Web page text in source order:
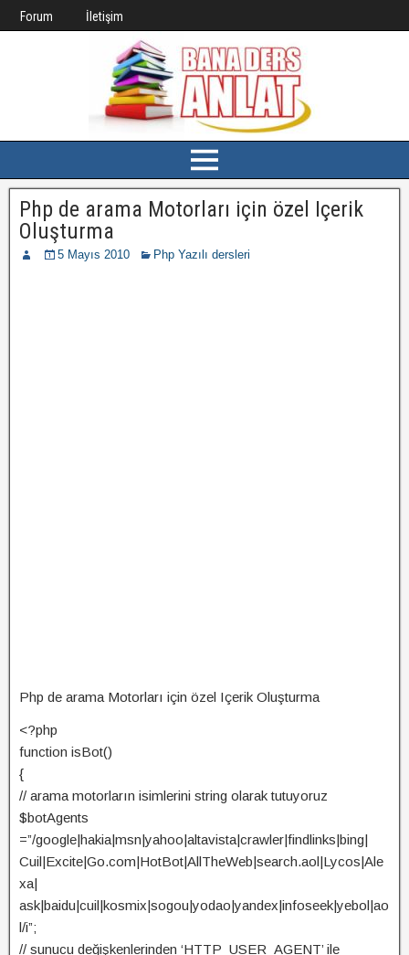
Forum İletişim
Php de arama Motorları için özel Içerik
Oluşturma
5 Mayıs 2010 Php Yazılı dersleri
Php de arama Motorları için özel Içerik Oluşturma
<?php
function isBot()
{
// arama motorların isimlerini string olarak tutuyoruz
$botAgents
=”/google|hakia|msn|yahoo|altavista|crawler|findlinks|bing|
Cuil|Excite|Go.com|HotBot|AllTheWeb|search.aol|Lycos|Ale
xa|
ask|baidu|cuil|kosmix|sogou|yodao|yandex|infoseek|yebol|ao
l/i”;
// sunucu değişkenlerinden ‘HTTP_USER_AGENT’ ile